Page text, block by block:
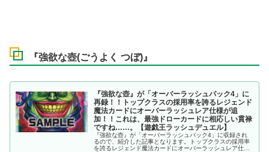
『強欲な壺(ごうよく つぼ)』
『強欲な壺』が「オーバーラッシュパック4」に
再録！！トップクラスの採用率を誇るレジェンド
魔法カードにオーバーラッシュレア仕様が追
加！！これは、最強ドローカードに相応しい貫禄
ですね……。【遊戯王ラッシュデュエル】
『強欲な壺』が「オーバーラッシュパック4」に収録され
るので、紹介した記事となります。トップクラスの採用率
を誇るレジェンド魔法カードにオーバーラッシュレア仕様